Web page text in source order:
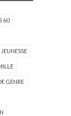
60
JEUNESSE
GENRE